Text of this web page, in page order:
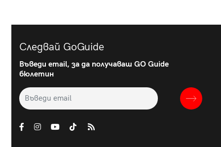
Следвай GoGuide
Въведи email, за да получаваш GO Guide
бюлетин